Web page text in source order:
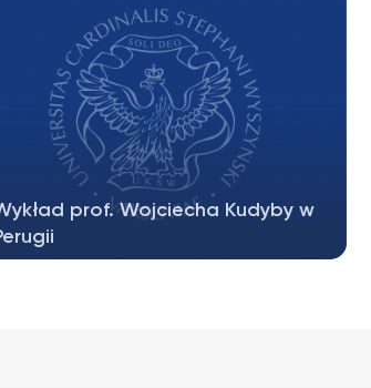
prof. Wojciecha Kudyby w